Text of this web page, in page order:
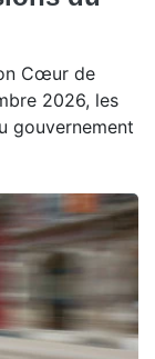
Cœur de
2026, les
gouvernement